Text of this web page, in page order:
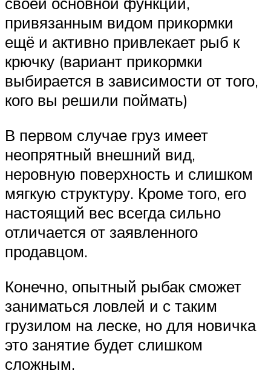
привязанным видом прикормки
ещё и активно привлекает рыб к
крючку (вариант прикормки
выбирается в зависимости от того,
кого вы решили поймать)
В первом случае груз имеет
неопрятный внешний вид,
неровную поверхность и слишком
мягкую структуру. Кроме того, его
настоящий вес всегда сильно
отличается от заявленного
продавцом.
Конечно, опытный рыбак сможет
заниматься ловлей и с таким
грузилом на леске, но для новичка
это занятие будет слишком
сложным.